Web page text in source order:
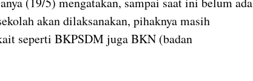
akan dilaksanakan, pihaknya masih
seperti BKPSDM juga BKN (badan